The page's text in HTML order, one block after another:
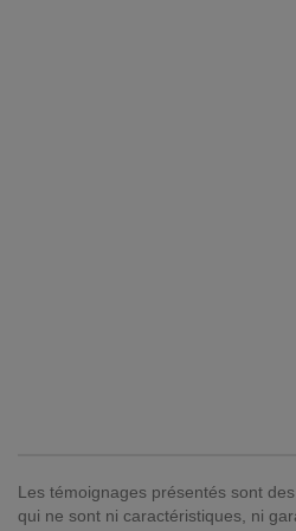
Les témoignages présentés sont
qui ne sont ni caractéristiques, ni